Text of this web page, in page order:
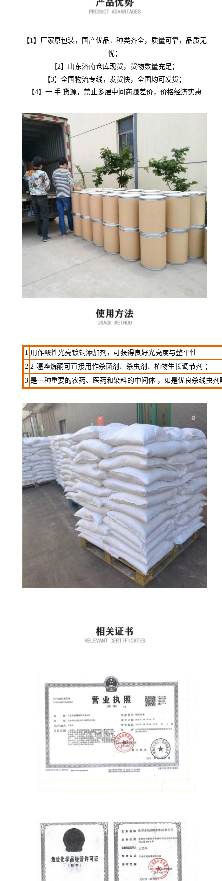
【1】厂家原包装，国产优品，种类齐全，质量可靠，品质无
忧；
【2】山东济南仓库现货，货物数量充足；
【3】全国物流专线，发货快，全国均可发货；
【4】一 手 货源，禁止多层中间商赚差价，价格经济实惠
1 用作酸性光亮镀铜添加剂，可获得良好光亮度与整平性
2 2-噻唑烷酮可直接用作杀菌剂、杀虫剂、植物生长调节剂 ；
3 是一种重要的农药、医药和染料的中间体 ，如是优良杀线虫